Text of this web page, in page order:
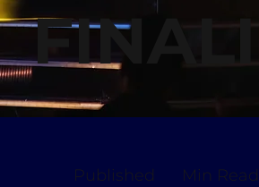
FINALI
Published
Min Read